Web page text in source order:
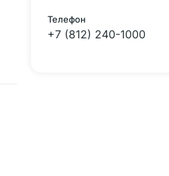
Телефон
+7 (812) 240-1000